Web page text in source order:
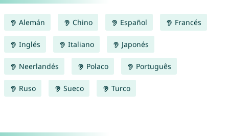
Alemán Chino Español Francés
Inglés Italiano Japonés
Neerlandés Polaco Português
Ruso Sueco Turco